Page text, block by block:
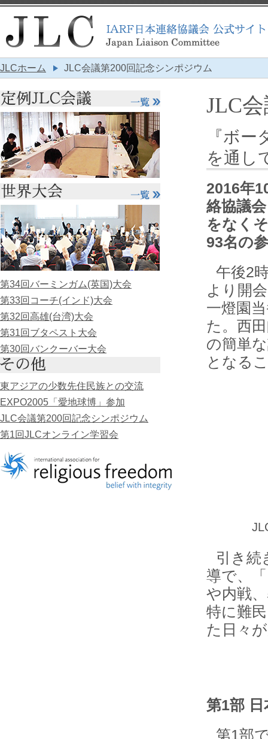
JLCホーム JLC会議第200回記念シンポジウム
第34回バーミンガム(英国)大会
第33回コーチ(インド)大会
第32回高雄(台湾)大会
第31回ブタペスト大会
第30回バンクーバー大会
東アジアの少数先住民族との交流
EXPO2005「愛地球博」参加
JLC会議第200回記念シンポジウム
第1回JLCオンライン学習会
JLC
『ボ
を通し
2016年
絡協議
をなく
93名の
午後2
より開
一燈園
た。西
の簡単
となる
引き続
導で、
や内戦
特に難
た日々
第1部
第1部